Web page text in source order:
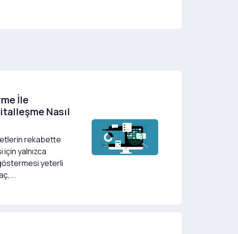
İle
Nasıl
rekabette
yalnızca
yeterli